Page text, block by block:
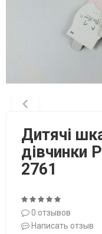
Дитячі
дівчинки
2761
0 отзывов
Написать отзыв